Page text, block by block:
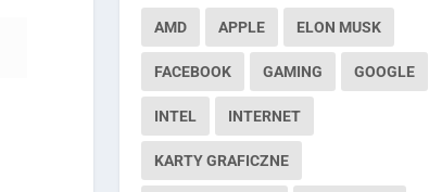
AMD APPLE ELON MUSK
FACEBOOK GAMING GOOGLE
INTEL INTERNET
KARTY GRAFICZNE